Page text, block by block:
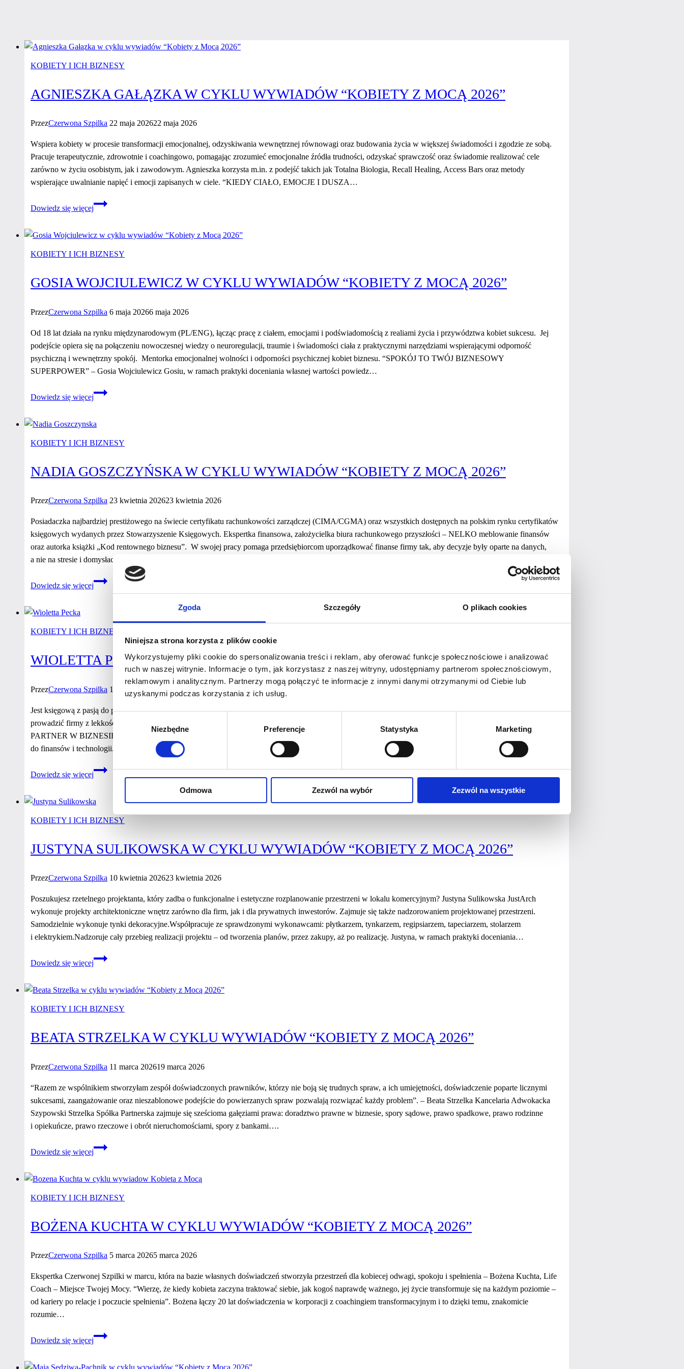
Zgoda Szczegóły O plikach cookies
Niniejsza strona korzysta z plików cookie
Wykorzystujemy pliki cookie do spersonalizowania treści i reklam, aby oferować funkcje społecznościowe i analizować
ruch w naszej witrynie. Informacje o tym, jak korzystasz z naszej witryny, udostępniamy partnerom społecznościowym,
reklamowym i analitycznym. Partnerzy mogą połączyć te informacje z innymi danymi otrzymanymi od Ciebie lub
uzyskanymi podczas korzystania z ich usług.
Wybór
Niezbędne Preferencje Statystyka Marketing
Odmowa Zezwól na wybór Zezwól na wszystkie
KOBIETY I ICH BIZNESY
AGNIESZKA GAŁĄZKA W CYKLU WYWIADÓW “KOBIETY Z MOCĄ 2026”
PrzezCzerwona Szpilka 22 maja 202622 maja 2026
Wspiera kobiety w procesie transformacji emocjonalnej, odzyskiwania wewnętrznej równowagi oraz budowania życia w większej świadomości i zgodzie ze sobą.
Pracuje terapeutycznie, zdrowotnie i coachingowo, pomagając zrozumieć emocjonalne źródła trudności, odzyskać sprawczość oraz świadomie realizować cele
zarówno w życiu osobistym, jak i zawodowym. Agnieszka korzysta m.in. z podejść takich jak Totalna Biologia, Recall Healing, Access Bars oraz metody
wspierające uwalnianie napięć i emocji zapisanych w ciele. “KIEDY CIAŁO, EMOCJE I DUSZA…
Dowiedz się więcej
Agnieszka
wywiadów
“Kobiety
2026”
KOBIETY I ICH BIZNESY
GOSIA WOJCIULEWICZ W CYKLU WYWIADÓW “KOBIETY Z MOCĄ 2026”
PrzezCzerwona Szpilka 6 maja 20266 maja 2026
Od 18 lat działa na rynku międzynarodowym (PL/ENG), łącząc pracę z ciałem, emocjami i podświadomością z realiami życia i przywództwa kobiet sukcesu. Jej
podejście opiera się na połączeniu nowoczesnej wiedzy o neuroregulacji, traumie i świadomości ciała z praktycznymi narzędziami wspierającymi odporność
psychiczną i wewnętrzny spokój. Mentorka emocjonalnej wolności i odporności psychicznej kobiet biznesu. “SPOKÓJ TO TWÓJ BIZNESOWY
SUPERPOWER” – Gosia Wojciulewicz Gosiu, w ramach praktyki doceniania własnej wartości powiedz…
Dowiedz się więcej
Gosia
wywiadów
“Kobiety
2026”
KOBIETY I ICH BIZNESY
NADIA GOSZCZYŃSKA W CYKLU WYWIADÓW “KOBIETY Z MOCĄ 2026”
PrzezCzerwona Szpilka 23 kwietnia 202623 kwietnia 2026
Posiadaczka najbardziej prestiżowego na świecie certyfikatu rachunkowości zarządczej (CIMA/CGMA) oraz wszystkich dostępnych na polskim rynku certyfikatów
księgowych wydanych przez Stowarzyszenie Księgowych. Ekspertka finansowa, założycielka biura rachunkowego przyszłości – NELKO meblowanie finansów
oraz autorka książki „Kod rentownego biznesu”. W swojej pracy pomaga przedsiębiorcom uporządkować finanse firmy tak, aby decyzje były oparte na danych,
a nie na stresie i domysłach. POMAGAM FIRMOM ROZWIJAĆ SKRZYDŁA – Nadia Goszczyńska Nadia…
Dowiedz się więcej
Nadia
Goszczyńska
“Kobiety
2026”
KOBIETY I ICH BIZNESY
WIOLETTA PECKA W CYKLU WYWIADÓW “KOBIETY Z MOCĄ 2026”
PrzezCzerwona Szpilka 15 kwietnia 2026 23 kwietnia 2026
Jest księgową z pasją do porządku, liczb i ludzi. W RACHOLOGII stawia na partnerską współpracę, zaufanie i nowoczesne rozwiązania. Pomaga przedsiębiorcom
prowadzić firmy z lekkością – bo dobra księgowość to nie tylko obowiązek, ale też fundament stabilnego i spokojnego biznesu. TWOJA KSIĘGOWA. TWÓJ
PARTNER W BIZNESIE. TWÓJ SPOKÓJ. Wioletta łączy doświadczenie głównej księgowej publicznego zakładu opieki zdrowotnej z nowoczesnym podejściem
do finansów i technologii. Wspiera firmy, które cenią sobie porządek, przejrzystość i partnerską…
Dowiedz się więcej
Wioletta
wywiadów
“Kobiety
2026”
KOBIETY I ICH BIZNESY
JUSTYNA SULIKOWSKA W CYKLU WYWIADÓW “KOBIETY Z MOCĄ 2026”
PrzezCzerwona Szpilka 10 kwietnia 202623 kwietnia 2026
Poszukujesz rzetelnego projektanta, który zadba o funkcjonalne i estetyczne rozplanowanie przestrzeni w lokalu komercyjnym? Justyna Sulikowska JustArch
wykonuje projekty architektoniczne wnętrz zarówno dla firm, jak i dla prywatnych inwestorów. Zajmuje się także nadzorowaniem projektowanej przestrzeni.
Samodzielnie wykonuje tynki dekoracyjne.Współpracuje ze sprawdzonymi wykonawcami: płytkarzem, tynkarzem, regipsiarzem, tapeciarzem, stolarzem
i elektrykiem.Nadzoruje cały przebieg realizacji projektu – od tworzenia planów, przez zakupy, aż po realizację. Justyna, w ramach praktyki doceniania…
Dowiedz się więcej
Justyna
wywiadów
“Kobiety
2026”
KOBIETY I ICH BIZNESY
BEATA STRZELKA W CYKLU WYWIADÓW “KOBIETY Z MOCĄ 2026”
PrzezCzerwona Szpilka 11 marca 202619 marca 2026
“Razem ze wspólnikiem stworzyłam zespół doświadczonych prawników, którzy nie boją się trudnych spraw, a ich umiejętności, doświadczenie poparte licznymi
sukcesami, zaangażowanie oraz nieszablonowe podejście do powierzanych spraw pozwalają rozwiązać każdy problem”. – Beata Strzelka Kancelaria Adwokacka
Szypowski Strzelka Spółka Partnerska zajmuje się sześcioma gałęziami prawa: doradztwo prawne w biznesie, spory sądowe, prawo spadkowe, prawo rodzinne
i opiekuńcze, prawo rzeczowe i obrót nieruchomościami, spory z bankami….
Dowiedz się więcej
Beata
wywiadów
“Kobiety
2026”
KOBIETY I ICH BIZNESY
BOŻENA KUCHTA W CYKLU WYWIADÓW “KOBIETY Z MOCĄ 2026”
PrzezCzerwona Szpilka 5 marca 20265 marca 2026
Ekspertka Czerwonej Szpilki w marcu, która na bazie własnych doświadczeń stworzyła przestrzeń dla kobiecej odwagi, spokoju i spełnienia – Bożena Kuchta, Life
Coach – Miejsce Twojej Mocy. “Wierzę, że kiedy kobieta zaczyna traktować siebie, jak kogoś naprawdę ważnego, jej życie transformuje się na każdym poziomie –
od kariery po relacje i poczucie spełnienia”. Bożena łączy 20 lat doświadczenia w korporacji z coachingiem transformacyjnym i to dzięki temu, znakomicie
rozumie…
Dowiedz się więcej
Bożena